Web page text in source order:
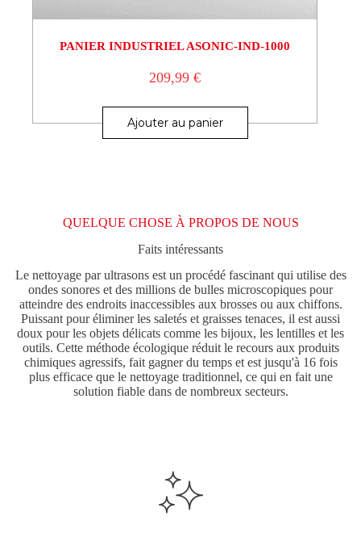
PANIER INDUSTRIEL ASONIC-IND-1000
209,99€
Ajouter au panier
QUELQUE CHOSE À PROPOS DE NOUS
Faits intéressants
Le nettoyage par ultrasons est un procédé fascinant qui utilise des
ondes sonores et des millions de bulles microscopiques pour
atteindre des endroits inaccessibles aux brosses ou aux chiffons.
Puissant pour éliminer les saletés et graisses tenaces, il est aussi
doux pour les objets délicats comme les bijoux, les lentilles et les
outils. Cette méthode écologique réduit le recours aux produits
chimiques agressifs, fait gagner du temps et est jusqu'à 16 fois
plus efficace que le nettoyage traditionnel, ce qui en fait une
solution fiable dans de nombreux secteurs.